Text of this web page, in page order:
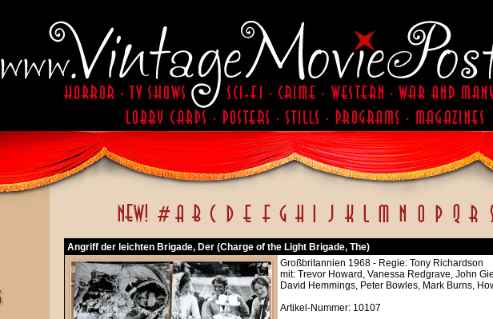
Angriff der leichten Brigade, Der (Charge of the Light Brigade, The)
Großbritannien 1968 - Regie: Tony Richardson
mit: Trevor Howard, Vanessa Redgrave, John
David Hemmings, Peter Bowles, Mark Burns,
Artikel-Nummer: 10107